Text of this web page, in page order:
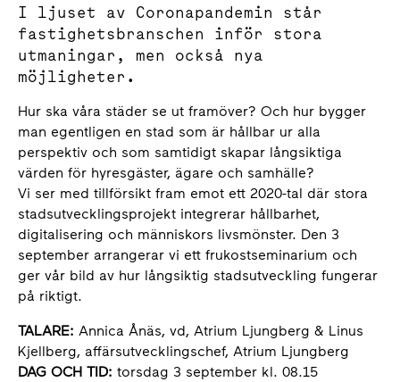
I ljuset av Coronapandemin står
fastighetsbranschen inför stora
utmaningar, men också nya
möjligheter.
Hur ska våra städer se ut framöver? Och hur bygger
man egentligen en stad som är hållbar ur alla
perspektiv och som samtidigt skapar långsiktiga
värden för hyresgäster, ägare och samhälle?
Vi ser med tillförsikt fram emot ett 2020-tal där stora
stadsutvecklingsprojekt integrerar hållbarhet,
digitalisering och människors livsmönster. Den 3
september arrangerar vi ett frukostseminarium och
ger vår bild av hur långsiktig stadsutveckling fungerar
på riktigt.
TALARE: Annica Ånäs, vd, Atrium Ljungberg & Linus
Kjellberg, affärsutvecklingschef, Atrium Ljungberg
DAG OCH TID: torsdag 3 september kl. 08.15